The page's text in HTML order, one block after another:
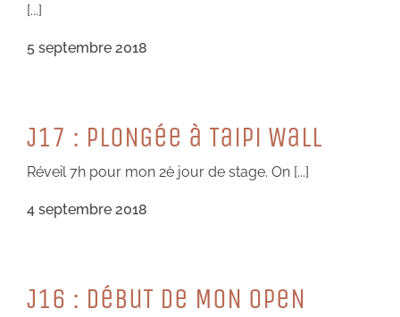
[...]
5 septembre 2018
J17 : PLoNGée à TaiPi WaLL
Réveil 7h pour mon 2è jour de stage. On [...]
4 septembre 2018
J16 : DéBuT De MoN oPeN